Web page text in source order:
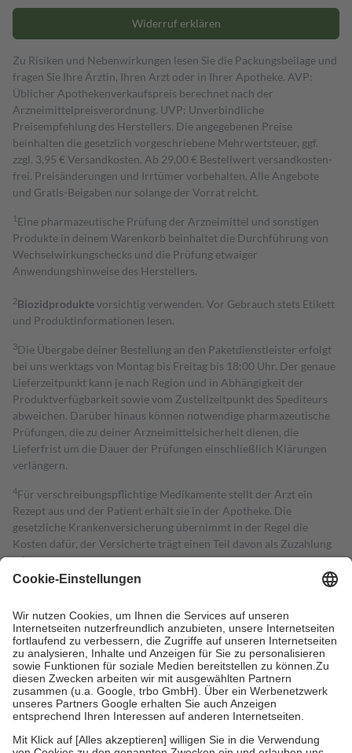
Widerruf erklären
Zu Risiken und Nebenwirkungen lesen Sie die Packungsbeilage und
fragen Sie Ihre Ärztin, Ihren Arzt oder in Ihrer Apotheke. AVP:
Üblicher Apothekenverkaufspreis berechnet nach der
Arzneimittelpreisverordnung. UVP: Unverbindliche
Preisempfehlung des Herstellers. Die angegebenen Preise
beinhalten die gesetzlich vorgeschriebene Mehrwertsteuer, ggf.
zzgl. 3,95 € Versandkosten. Ab 29,00 € Bestell­wert versand­kosten­
frei. Preisänderungen und Irrtümer vorbehalten. Alle Angebote
und Gratis-Beigaben nur solange der Vorrat reicht.
1 Eine pharmazeutische Prüfung der Arzneimittel und sonstigen
Produkte in deinem Warenkorb beinhaltet die Durchführung von
Wechselwirkungschecks und die Prüfung etwaiger
Anwendungshinweise des Herstellers.
2Biozidproduktevorsichtig verwenden. Vor Gebrauch stets Etikett
und Produktinformationen lesen.
3Die Übergabe deiner Bestellung an den Paketdienstleister erfolgt
bei uns werktags von Montag bis Freitag bis 18:00 Uhr. Der genaue
Lieferzeitpunkt kann je nach Region und in Abhängigkeit der
Produktverfügbarkeit sowie vom Zustellzeitpunkt des Spediteurs
abweichen. Darüber hinaus können notwendige pharmazeutische
Prüfungen, die zu deiner Arzneimittelsicherheit dienen, die
Lieferfrist um die Dauer der Prüfungen einschließlich Klärungen
verlängern.
4Für verschreibungspflichtige Medikamente stellt der Arzt ein
Rezept aus und der Patient erhält sie in der Apotheke. Die
gesetzliche Krankenversicherung übernimmt in der Regel die
Kosten dafür, der Versicherte trägt einen Teil davon als Zuzahlung
mit.
Grundsätzlich leisten Mitglieder Zuzahlungen in Höhe von zehn
höchstens zehn Euro.
Es sind jedoch nie mehr als die tatsächlichen
Kosten der Leistung zu entrichten.
Diese Regeln gelten grundsätzlich auch für Online-Apotheken.
Bei Heilmitteln und häuslicher Krankenpflege beträgt die
Zuzahlung zehn Prozent der Kosten sowie zehn Euro je
Verordnung.
Um das Engagement der Versicherten für ihre eigene Gesundheit zu
stärken und die besondere Stellung der Familie zu unterstützen,
fallenkeine Zuzahlungenan bei: